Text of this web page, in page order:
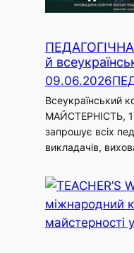
й
09.06.2026
Всеукраїнський
МАЙСТЕРНІСТЬ,
запрошує всіх
викладачів,